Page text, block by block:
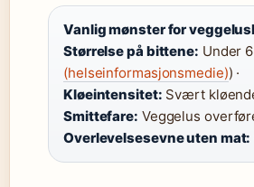
Vanlig mønster for
Størrelse på bittene: Under
(helseinformasjonsmedie)) ·
Kløeintensitet: Svært
Smittefare: Veggelus
Overlevelsesevne uten mat: